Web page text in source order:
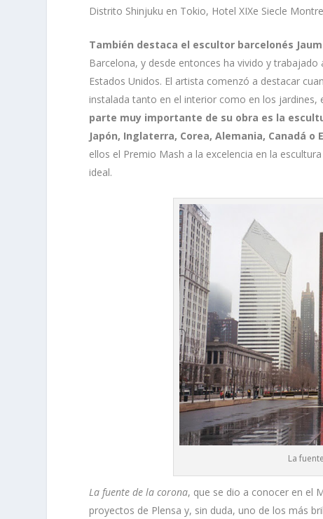
Distrito Shinjuku en Tokio, Hotel XIXe Siecle
También destaca el escultor barcelonés
Barcelona, y desde entonces ​​ha vivido y
Estados Unidos. El artista comenzó a destacar
instalada tanto en el interior como en los jardines,
parte muy importante de su obra es la
Japón, Inglaterra, Corea, Alemania, Canadá o
ellos el Premio Mash a la excelencia en la
ideal.
La
La fuente de la corona, que se dio a conocer en el
proyectos de Plensa y, sin duda, uno de los más